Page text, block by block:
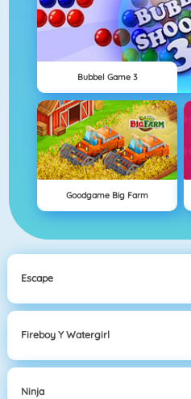
Bubbel Game 3
Goodgame Big Farm
Escape
Fireboy Y Watergirl
Ninja